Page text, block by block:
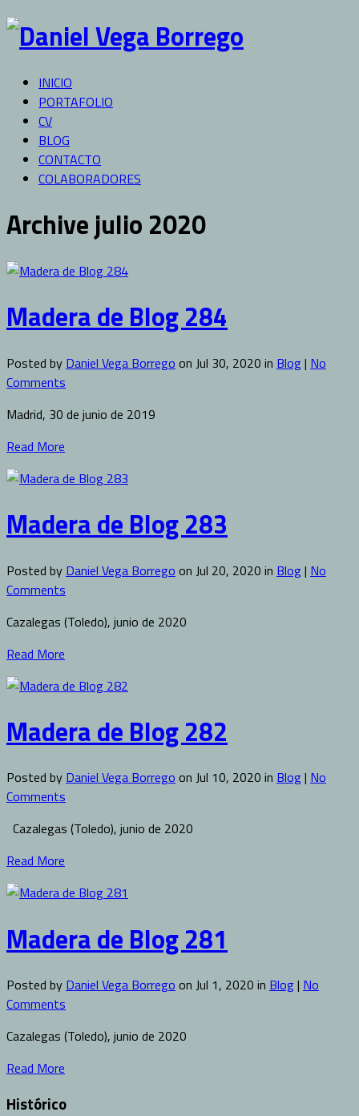
INICIO
PORTAFOLIO
CV
BLOG
CONTACTO
COLABORADORES
Archive julio 2020
Madera de Blog 284
Posted by Daniel Vega Borrego on Jul 30, 2020 in Blog| No
Comments
Madrid, 30 de junio de 2019
Read More
Madera de Blog 283
Posted by Daniel Vega Borrego on Jul 20, 2020 in Blog| No
Comments
Cazalegas (Toledo), junio de 2020
Read More
Madera de Blog 282
Posted by Daniel Vega Borrego on Jul 10, 2020 in Blog| No
Comments
Cazalegas (Toledo), junio de 2020
Read More
Madera de Blog 281
Posted by Daniel Vega Borrego on Jul 1, 2020 in Blog| No
Comments
Cazalegas (Toledo), junio de 2020
Read More
Histórico